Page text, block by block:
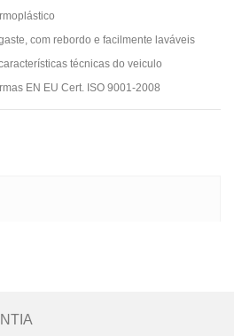
com rebordo e facilmente laváveis
técnicas do veiculo
EN EU Cert. ISO 9001-2008